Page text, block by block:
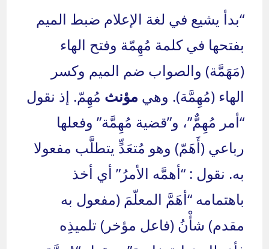
“بدأ يشيع في لغة الإعلام ضبط الميم
بفتحها في كلمة مُهِمّة وفتح الهاء
(مَهَمَّة) والصواب ضم الميم وكسر
الهاء (مُهِمَّة). وهي مؤنث مُهِمّ. إذ نقول
“أمر مُهِمٌّ”، و”قضية مُهِمَّة” وفعلها
رباعي (أَهَمّ) وهو مُتعَدٍّ يتطلَّب مفعولا
به. نقول : “أهمَّه الأمرُ” أي أخذ
باهتمامه “أهَمَّ المعلّمَ (مفعول به
مقدم) شأْنُ (فاعل مؤخر) تلميذِه